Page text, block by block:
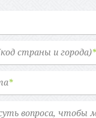
страны и города)*
*